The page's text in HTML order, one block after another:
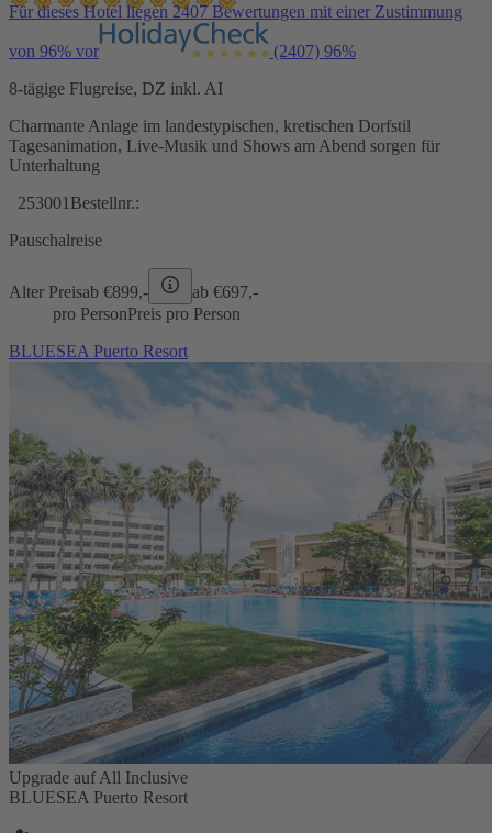
Für dieses Hotel liegen 2407 Bewertungen mit einer Zustimmung
von 96% vor (2407) 96%
8-tägige Flugreise, DZ inkl. AI
Charmante Anlage im landestypischen, kretischen Dorfstil
Tagesanimation, Live-Musik und Shows am Abend sorgen für
Unterhaltung
253001 Bestellnr.:
Pauschalreise
Alter Preisab €899,- ab €697,-
pro PersonPreis pro Person
BLUESEA Puerto Resort
Upgrade auf All Inclusive
BLUESEA Puerto Resort